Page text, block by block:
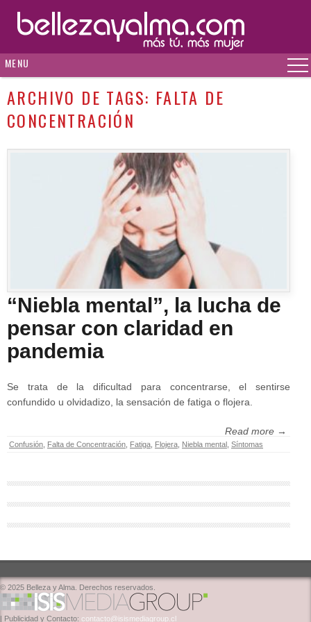
MENU
ARCHIVO DE TAGS: FALTA DE
CONCENTRACIÓN
“Niebla mental”, la lucha de
pensar con claridad en
pandemia
Se trata de la dificultad para concentrarse, el sentirse
confundido u olvidadizo, la sensación de fatiga o flojera.
Read more →
Confusión Falta de Concentración Fatiga Flojera Niebla mental Síntomas
© 2025 Belleza y Alma. Derechos reservados.
| Publicidad y Contacto: contacto@isismediagroup.cl